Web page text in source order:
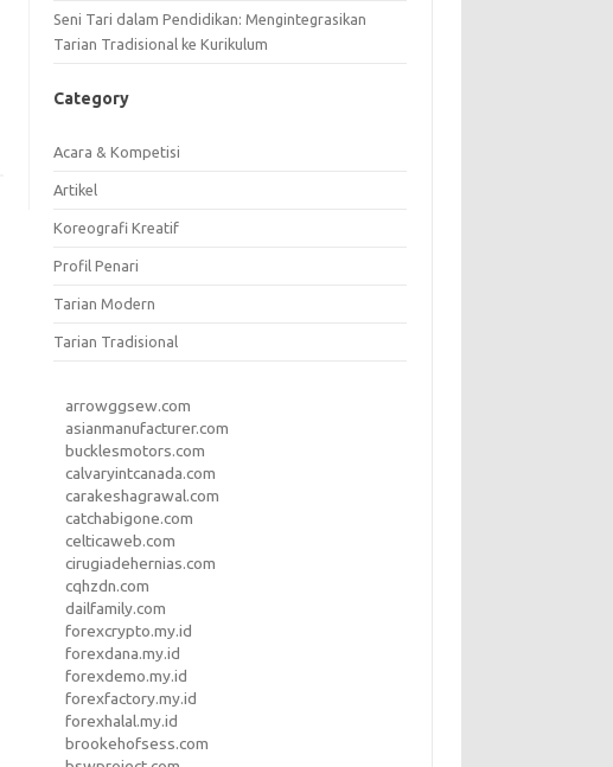
Seni Tari dalam Pendidikan: Mengintegrasikan
Tarian Tradisional ke Kurikulum
Category
Acara & Kompetisi
Artikel
Koreografi Kreatif
Profil Penari
Tarian Modern
Tarian Tradisional
arrowggsew.com
asianmanufacturer.com
bucklesmotors.com
calvaryintcanada.com
carakeshagrawal.com
catchabigone.com
celticaweb.com
cirugiadehernias.com
cqhzdn.com
dailfamily.com
forexcrypto.my.id
forexdana.my.id
forexdemo.my.id
forexfactory.my.id
forexhalal.my.id
brookehofsess.com